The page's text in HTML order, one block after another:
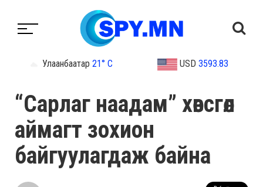
Улаанбаатар 21° C USD 3593.83
“Сарлаг наадам” хөвсгөл
аймагт зохион
байгуулагдаж байна